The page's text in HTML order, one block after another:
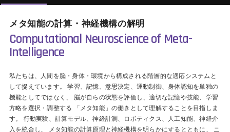
メタ知能の計算・神経機構の解明
Computational Neuroscience of Meta-
Intelligence
私たちは、人間を脳・身体・環境から構成される階層的な適応システムと
して捉えています。 学習、記憶、意思決定、運動制御、身体認知を単独の
機能としてではなく、 脳が自らの状態を評価し、適切な記憶や技能、学習
方略を選択・調整する 「メタ知能」の働きとして理解することを目指しま
す。 行動実験、計算モデル、神経計測、ロボティクス、人工知能、神経介
入を統合し、 メタ知能の計算原理と神経機構を明らかにするとともに、 ニ